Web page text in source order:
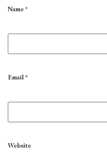
Name*
Email*
Website